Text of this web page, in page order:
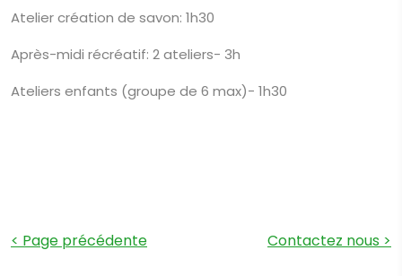
Atelier création de savon: 1h30
Après-midi récréatif: 2 ateliers- 3h
Ateliers enfants (groupe de 6 max)- 1h30
< Page précédente Contactez nous >